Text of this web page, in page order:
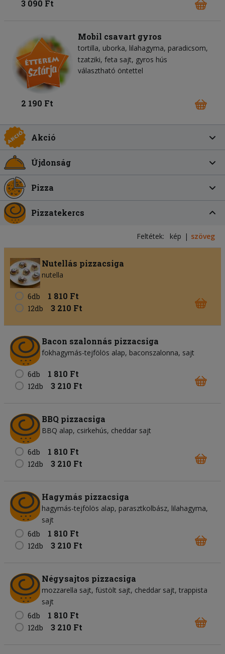
3 090 Ft
Mobil csavart gyros
tortilla uborka lilahagyma paradicsom
tzatziki feta sajt gyros hús
választható öntettel
2 190 Ft
Akció
Újdonság
Pizza
Pizzatekercs
Feltétek: kép szöveg
Nutellás pizzacsiga
nutella
6db 1 810 Ft
12db 3 210 Ft
Bacon szalonnás pizzacsiga
fokhagymás-tejfölös alap baconszalonna sajt
6db 1 810 Ft
12db 3 210 Ft
BBQ pizzacsiga
BBQ alap csirkehús cheddar sajt
6db 1 810 Ft
12db 3 210 Ft
Hagymás pizzacsiga
hagymás-tejfölös alap parasztkolbász lilahagyma
sajt
6db
1 810 Ft
12db 3 210 Ft
Négysajtos pizzacsiga
mozzarella sajt füstölt sajt cheddar sajt trappista
sajt
6db
1 810 Ft
12db 3 210 Ft